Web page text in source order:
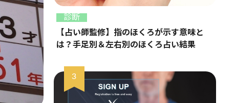
診断
【占い師監修】指のほくろが示す意味と
は？手足別＆左右別のほくろ占い結果